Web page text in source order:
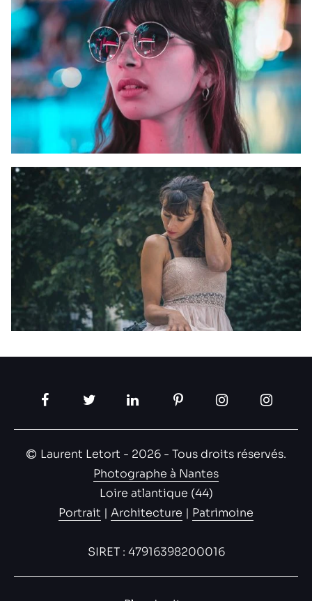
FacebookTwitter LinkedInPinterestInstagram
Laurent Letort - 2026 - Tous droits réservés.
Photographe à Nantes
Loire atlantique (44)
Portrait | Architecture | Patrimoine
SIRET : 47916398200016